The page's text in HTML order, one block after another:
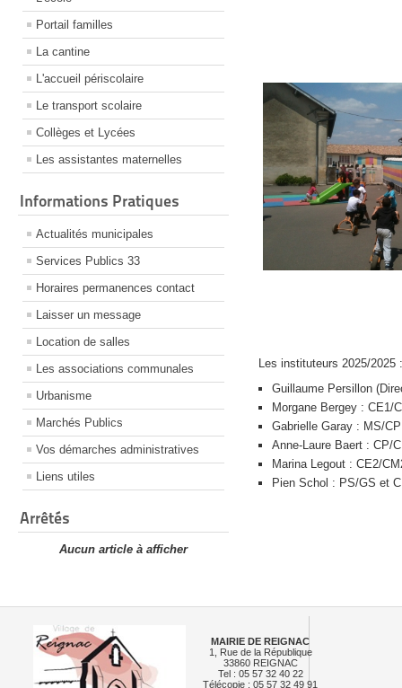
Portail familles
La cantine
L'accueil périscolaire
Le transport scolaire
Collèges et Lycées
Les assistantes maternelles
Informations Pratiques
Actualités municipales
Services Publics 33
Horaires permanences contact
Laisser un message
Location de salles
Les associations communales
Urbanisme
Marchés Publics
Vos démarches administratives
Liens utiles
Arrêtés
Aucun article à afficher
Les instituteurs 2025/2025
Guillaume Persillon
Morgane Bergey : CE1/
Gabrielle Garay : MS/CP
Anne-Laure Baert : CP/
Marina Legout : CE2/
Pien Schol : PS/GS et
MAIRIE DE REIGNAC
1, Rue de la République
33860 REIGNAC
Tel : 05 57 32 40 22
Télécopie : 05 57 32 49 91